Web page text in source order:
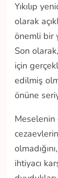
Yıkılıp
olarak
önemli bir
Son
için
edilmiş
önüne
Meselenin
ihtiyacı